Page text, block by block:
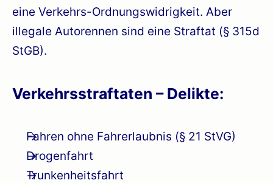
eine Verkehrs-Ordnungswidrigkeit. Aber
illegale Autorennen sind eine Straftat (§ 315d
StGB).
Verkehrsstraftaten – Delikte:
Fahren ohne Fahrerlaubnis (§ 21 StVG)
Drogenfahrt
Trunkenheitsfahrt